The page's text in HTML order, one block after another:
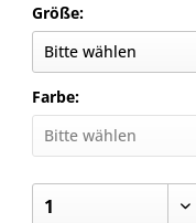
Größe:
Farbe: